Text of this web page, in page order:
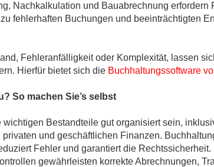
Nachkalkulation und Bauabrechnung erfordern
fehlerhaften Buchungen und beeinträchtigten
Fehleranfälligkeit oder Komplexität, lassen
Hierfür bietet sich die Buchhaltungssoftware
So machen Sie’s selbst
Bestandteile gut organisiert sein,
und geschäftlichen Finanzen.
Fehler und garantiert die
gewährleisten korrekte Abrechnungen,